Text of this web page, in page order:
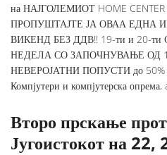
на НАЈГОЛЕМИОТ HOME
ПРОПУШТАЈТЕ ЈА ОВАА ЕДНА
ВИКЕНД БЕЗ ДДВ!! 19-ти и 20-
НЕДЕЛА СО ЗАПОЧНУВАЊЕ ОД
НЕВЕРОЈАТНИ ПОПУСТИ до 50%
Компјутери и компјутерска
Второ прскање
Југоистокот на 22,